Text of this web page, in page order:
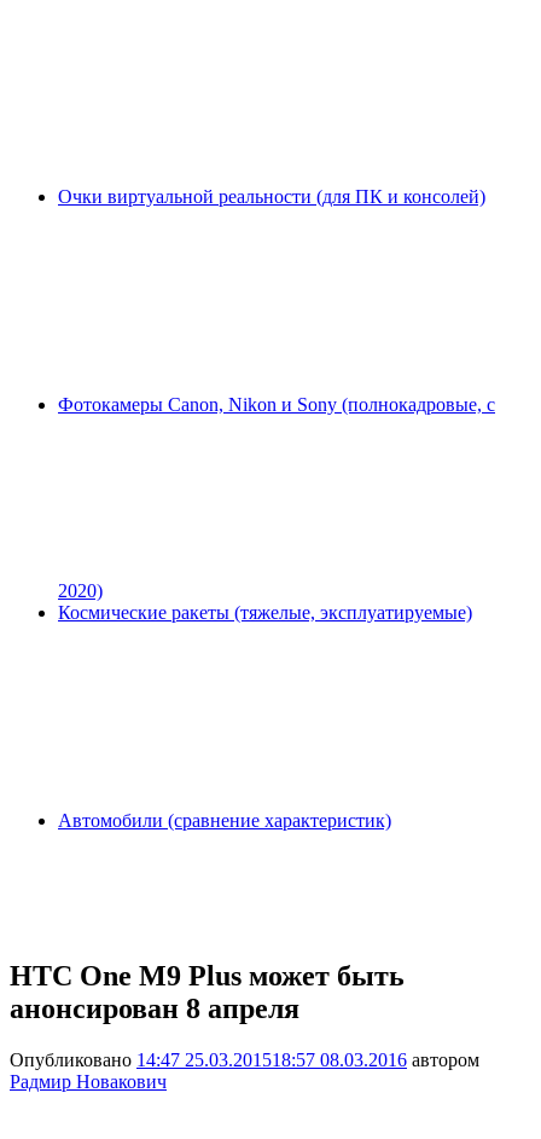
Очки виртуальной реальности (для ПК и консолей)
Фотокамеры Canon, Nikon и Sony (полнокадровые, с
2020)
Космические ракеты (тяжелые, эксплуатируемые)
Автомобили (сравнение характеристик)
HTC One M9 Plus может быть
анонсирован 8 апреля
Опубликовано 14:47 25.03.201518:57 08.03.2016 автором
Радмир Новакович